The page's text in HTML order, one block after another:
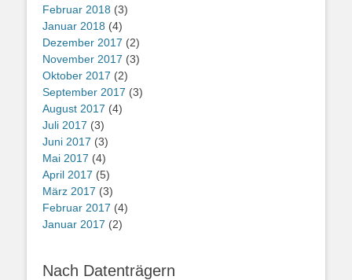
Februar 2018 (3)
Januar 2018 (4)
Dezember 2017 (2)
November 2017 (3)
Oktober 2017 (2)
September 2017 (3)
August 2017 (4)
Juli 2017 (3)
Juni 2017 (3)
Mai 2017 (4)
April 2017 (5)
März 2017 (3)
Februar 2017 (4)
Januar 2017 (2)
Nach Datenträgern